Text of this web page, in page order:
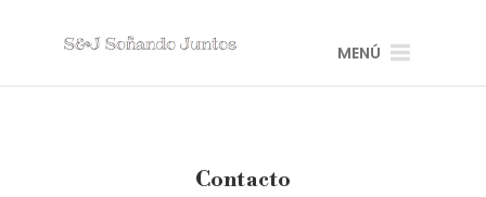
MENÚ
Contacto